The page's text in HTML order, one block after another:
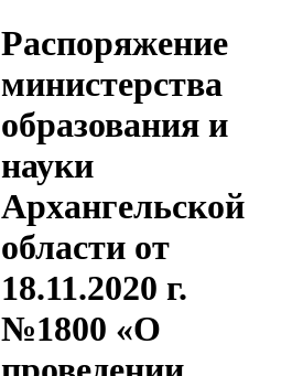
Распоряжение
министерства
образования и
науки
Архангельской
области от
18.11.2020 г.
№1800 «О